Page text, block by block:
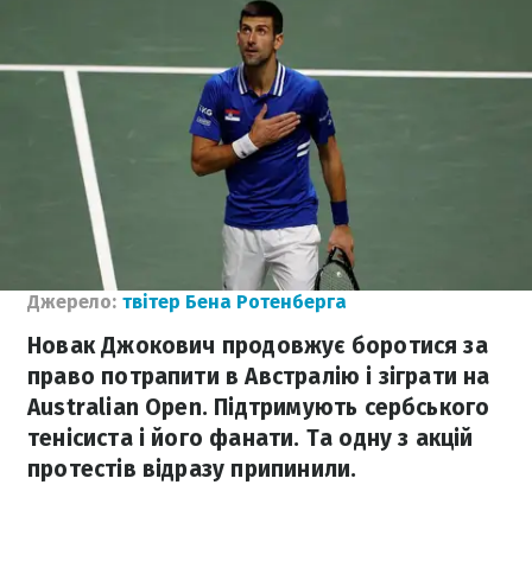
Джерело: твітер Бена Ротенберга
Новак Джокович продовжує боротися за
право потрапити в Австралію і зіграти на
Australian Open. Підтримують сербського
тенісиста і його фанати. Та одну з акцій
протестів відразу припинили.